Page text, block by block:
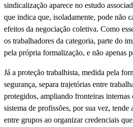
sindicalização aparece no estudo
que indica que, isoladamente, pode não
efeitos da negociação coletiva. Como
os trabalhadores da categoria, parte do
pela própria formalização, e não apenas
Já a proteção trabalhista, medida pela
segurança, separa trajetórias entre
protegidos, ampliando fronteiras internas
sistema de profissões, por sua vez, tende
entre grupos ao organizar credenciais